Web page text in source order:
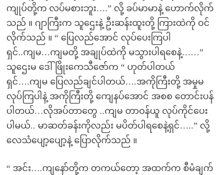
ကျုပ်တို့က လပ်မစားဘူး….” လို့ ခပ်မာမာနဲ့ ဟောက်လိုက်
သည် ။ ဂျာကြီးက သူဌေးနဲ့ ဦးဆန်းထူးတို့ ကြားထဲကို ဝင်
လိုက်သည် ။ “ ပြေလည်အောင် လုပ်ပေးကြပါ
ရှင်..ကျမ…ကျမတို့ အချုပ်ထဲကို မသွားပါရစေနဲ့……”
သူဌေးမ ဒေါ်ဖြိုးကေသီဇော်က “ ဟုတ်ပါတယ်
ရှင်….ကျမ ပြေလည်ချင်ပါတယ်….အကိုကြီးတို့ အမှုမ
လုပ်ကြပါနဲ့ အကိုကြီးတို့ ကျေနပ်အောင် အစစ တောင်းပန်
ပါတယ်…လိုအပ်တာတွေ ..ကျမ တာဝန်ယူ လုပ်ကိုင်ပေး
ပါမယ်.. မာဆတ်ခန်းကိုလည်း မပိတ်ပါရစေနဲ့ရှင်…..” လို့
လေသံပျော့ပျော့နဲ့ ပြောလိုက်သည် ။
“ အင်း….ကျနော်တို့က တကယ်တော့ အထက်က စီမံချက်